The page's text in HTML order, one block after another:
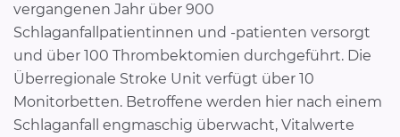
vergangenen Jahr über 900
Schlaganfallpatientinnen und -patienten versorgt
und über 100 Thrombektomien durchgeführt. Die
Überregionale Stroke Unit verfügt über 10
Monitorbetten. Betroffene werden hier nach einem
Schlaganfall engmaschig überwacht, Vitalwerte